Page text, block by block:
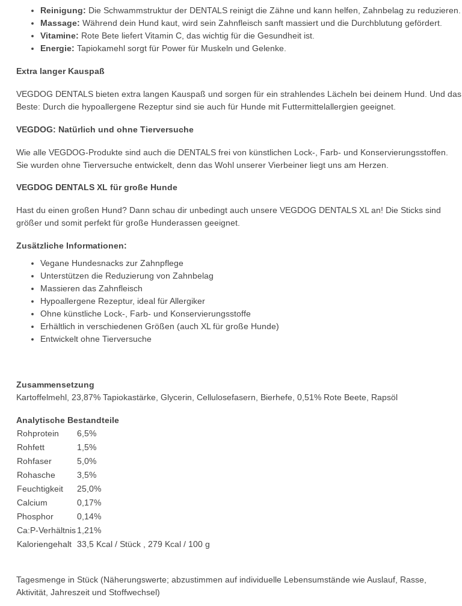
Reinigung: Die Schwammstruktur der DENTALS reinigt die Zähne und kann helfen, Zahnbelag zu reduzieren.
Massage: Während dein Hund kaut, wird sein Zahnfleisch sanft massiert und die Durchblutung gefördert.
Vitamine: Rote Bete liefert Vitamin C, das wichtig für die Gesundheit ist.
Energie: Tapiokamehl sorgt für Power für Muskeln und Gelenke.
Extra langer Kauspaß
VEGDOG DENTALS bieten extra langen Kauspaß und sorgen für ein strahlendes Lächeln bei deinem Hund. Und das
Beste: Durch die hypoallergene Rezeptur sind sie auch für Hunde mit Futtermittelallergien geeignet.
VEGDOG: Natürlich und ohne Tierversuche
Wie alle VEGDOG-Produkte sind auch die DENTALS frei von künstlichen Lock-, Farb- und Konservierungsstoffen.
Sie wurden ohne Tierversuche entwickelt, denn das Wohl unserer Vierbeiner liegt uns am Herzen.
VEGDOG DENTALS XL für große Hunde
Hast du einen großen Hund? Dann schau dir unbedingt auch unsere VEGDOG DENTALS XL an! Die Sticks sind
größer und somit perfekt für große Hunderassen geeignet.
Zusätzliche Informationen:
Vegane Hundesnacks zur Zahnpflege
Unterstützen die Reduzierung von Zahnbelag
Massieren das Zahnfleisch
Hypoallergene Rezeptur, ideal für Allergiker
Ohne künstliche Lock-, Farb- und Konservierungsstoffe
Erhältlich in verschiedenen Größen (auch XL für große Hunde)
Entwickelt ohne Tierversuche
Zusammensetzung
Kartoffelmehl, 23,87% Tapiokastärke, Glycerin, Cellulosefasern, Bierhefe, 0,51% Rote Beete, Rapsöl
Analytische Bestandteile
Rohprotein
6,5%
Rohfett
1,5%
Rohfaser
5,0%
Rohasche
3,5%
Feuchtigkeit
25,0%
Calcium
0,17%
Phosphor
0,14%
Ca:P-Verhältnis1,21%
Kaloriengehalt 33,5 Kcal / Stück , 279 Kcal / 100 g
Tagesmenge in Stück (Näherungswerte; abzustimmen auf individuelle Lebensumstände wie Auslauf, Rasse,
Aktivität, Jahreszeit und Stoffwechsel)